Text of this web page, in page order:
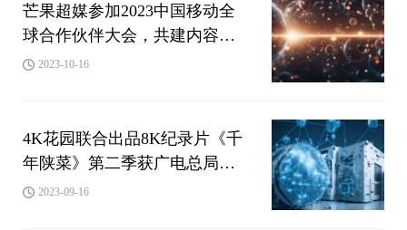
芒果超媒参加2023中国移动全
球合作伙伴大会，共建内容科
技融合的数智未来
2023-10-16
4K花园联合出品8K纪录片《千
年陕菜》第二季获广电总局
2023年季度推优
2023-09-16